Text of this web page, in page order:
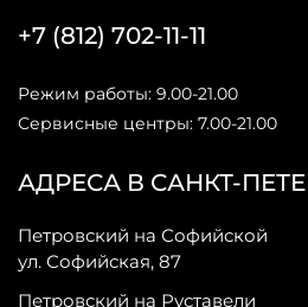
АДРЕСА В САНКТ-
Петровский на Софийской
ул. Софийская, 87
Петровский на Руставели
+7 (812) 702-11-11
Режим работы: 9.00-21.00
Сервисные центры: 7.00-21.00